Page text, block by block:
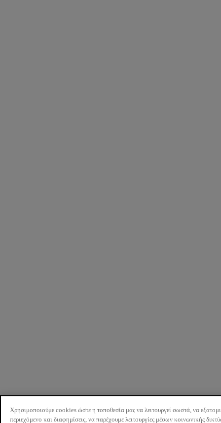
Χρησιμοποιούμε cookies ώστε η τοποθεσία μας να λειτουργεί σωστά, να
περιεχόμενο και διαφημίσεις, να παρέχουμε λειτουργίες μέσων κοινωνικής